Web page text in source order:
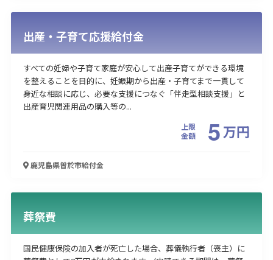
出産・子育て応援給付金
すべての妊婦や子育て家庭が安心して出産子育てができる環境
を整えることを目的に、妊娠期から出産・子育てまで一貫して
身近な相談に応じ、必要な支援につなぐ「伴走型相談支援」と
出産育児関連用品の購入等の...
上限
金額
5万円
鹿児島県曽於市給付金
葬祭費
国民健康保険の加入者が死亡した場合、葬儀執行者（喪主）に